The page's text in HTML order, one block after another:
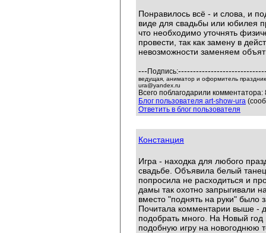
Понравилось всё - и слова, и
виде для свадьбы или юбилея
что необходимо уточнять
провести, так как замену в
невозможности заменяем
--- Подпись:
ведущая, аниматор и оформитель
ura@yandex.ru
Всего поблагодарили
Блог пользователя art-show-ura
Ответить в блог пользователя
Констанция
Игра - находка для любого
свадьбе. Объявила белый
попросила не расходиться и
дамы так охотно запрыгивали
вместо "поднять на руки" было
Почитала комментарии выше -
подобрать много. На Новый
подобную игру на новогоднюю